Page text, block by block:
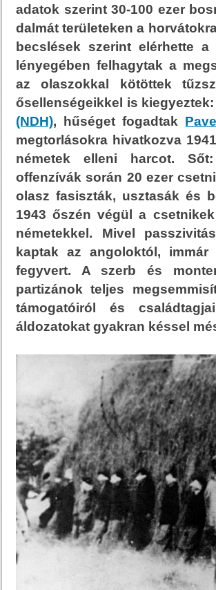
adatok szerint 30-100 ezer
dalmát területeken a
becslések szerint elérhette
lényegében felhagytak a
az olaszokkal kötöttek
ősellenségeikkel is
(NDH), hűséget fogadtak
megtorlásokra hivatkozva
németek elleni harcot.
offenzívák során 20 ezer
olasz fasiszták, usztasák és
1943 őszén végül a
németekkel. Mivel
kaptak az angoloktól,
fegyvert. A szerb és
partizánok teljes
támogatóiról és
áldozatokat gyakran késsel